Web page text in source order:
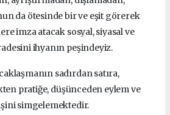
da ötesinde bir ve eşit görerek
imza atacak sosyal, siyasal ve
ihyanın peşindeyiz.
sadırdan satıra,
pratiğe, düşünceden eylem ve
simgelemektedir.